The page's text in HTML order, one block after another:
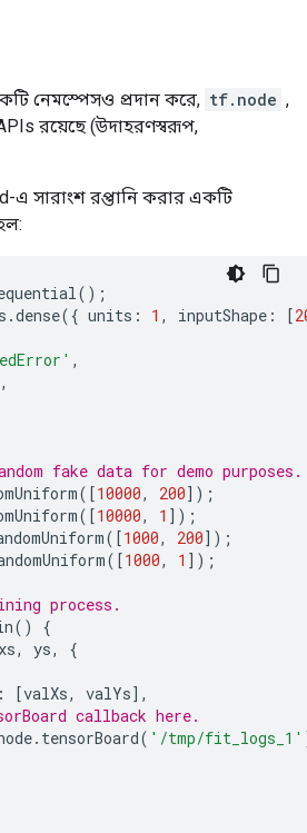
নেমস্পেসও প্রদান করে, tf.node ,
APIs রয়েছে (উদাহরণস্বরূপ,
এ সারাংশ রপ্তানি করার একটি
();
.dense({ units : 1 , inputShape : [
,
,
fake data for demo purposes.
([10000, 200]);
([10000, 1 ]);
([1000, 200]);
([1000, 1 ]);
process.
()
{
xs, ys,
{
: [valXs, valYs],
callback here.
. tensorBoard( '/tmp/fit_logs_1'